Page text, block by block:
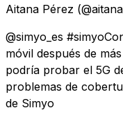
Aitana Pérez
@simyo_es
móvil después de
podría probar el 5G
problemas de
de Simyo